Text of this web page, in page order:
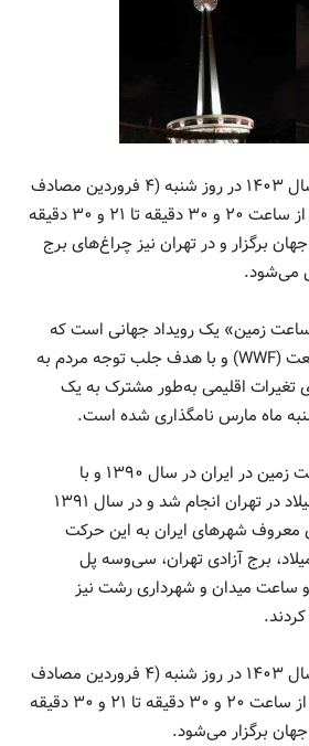
آئین «ساعت زمین» در سال ۱۴۰۳ در روز شنبه (۴ فروردین مصادف
با ۲۳ مارس سال ۲۰۲۴) از ساعت ۲۰ و ۳۰ دقیقه تا ۲۱ و ۳۰ دقیقه
برگزار و در تهران نیز چراغ‌های برج
می‌شود.
زمین» یک رویداد جهانی است که
توسط صندوق جهانی طبیعت (WWF) و با هدف جلب توجه مردم به
تغیرات اقلیمی به‌طور مشترک به یک
ماه مارس نامگذاری شده است.
نخستین گرامیداشت ساعت زمین در ایران در سال ۱۳۹۰ و با
خاموشی چراغ‌های برج میلاد در تهران انجام شد و در سال ۱۳۹۱
معروف شهرهای ایران به این حرکت
برج آزادی تهران، سی‌وسه پل
ساعت میدان و شهرداری رشت نیز
آئین «ساعت زمین» در سال ۱۴۰۳ در روز شنبه (۴ فروردین مصادف
با ۲۳ مارس سال ٢٠٢٤) از ساعت ۲۰ و ۳۰ دقیقه تا ۲۱ و ۳۰ دقیقه
برگزار می‌شود.